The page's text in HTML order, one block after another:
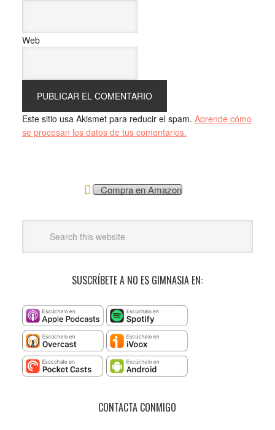
Web
Este sitio usa Akismet para reducir el spam. Aprende cómo
se procesan los datos de tus comentarios.
Compra en Amazon
SUSCRÍBETE A NO ES GIMNASIA EN:
CONTACTA CONMIGO